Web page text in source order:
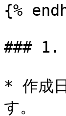
{%
### 1.
* 作成
す。